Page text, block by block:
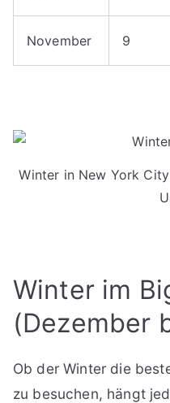
November 9
Winter in New York
Winter im
(Dezember
Ob der Winter die
zu besuchen, hängt